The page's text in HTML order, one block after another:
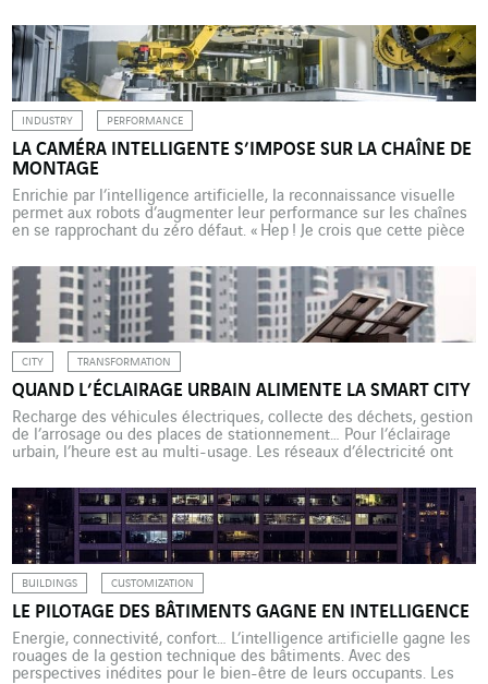
numérique, une multitude de réseaux se retrouvent imbriqués les
uns dans les autres : réseaux de télécommunications, ordinateurs,
applications mobiles sur nos […]
INDUSTRY PERFORMANCE
LA CAMÉRA INTELLIGENTE S’IMPOSE SUR LA CHAÎNE DE
MONTAGE
Enrichie par l’intelligence artificielle, la reconnaissance visuelle
permet aux robots d’augmenter leur performance sur les chaînes
en se rapprochant du zéro défaut. « Hep ! Je crois que cette pièce
d’épingle. Tu veux regarder et confirmer le problème ? » La scène
se passe à Munich, dans le centre […]
CITY TRANSFORMATION
QUAND L’ÉCLAIRAGE URBAIN ALIMENTE LA SMART CITY
Recharge des véhicules électriques, collecte des déchets, gestion
de l’arrosage ou des places de stationnement… Pour l’éclairage
urbain, l’heure est au multi-usage. Les réseaux d’électricité ont
des mises en lumière somptueuses, comme chaque été au
château de Versailles, avec l’éblouissant spectacle son et lumière
des […]
BUILDINGS CUSTOMIZATION
LE PILOTAGE DES BÂTIMENTS GAGNE EN INTELLIGENCE
Energie, connectivité, confort… L’intelligence artificielle gagne les
rouages de la gestion technique des bâtiments. Avec des
perspectives inédites pour le bien-être de leurs occupants. Les